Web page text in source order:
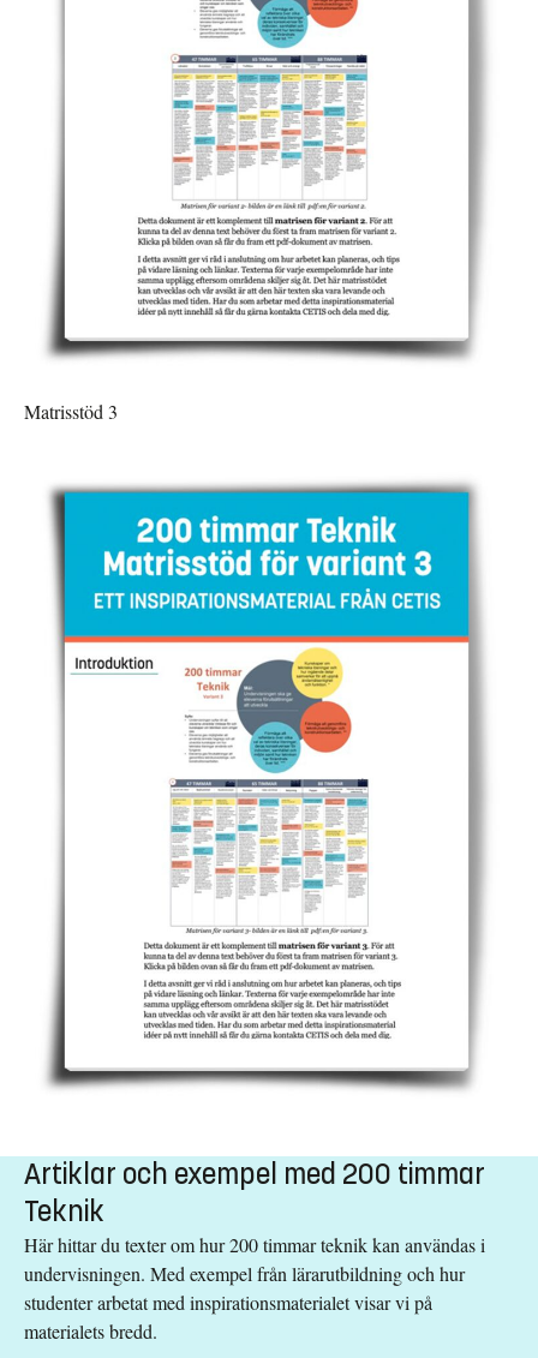
Matrisstöd 3
Artiklar och exempel med 200 timmar
Teknik
Här hittar du texter om hur 200 timmar teknik kan användas i
undervisningen. Med exempel från lärarutbildning och hur
studenter arbetat med inspirationsmaterialet visar vi på
materialets bredd.